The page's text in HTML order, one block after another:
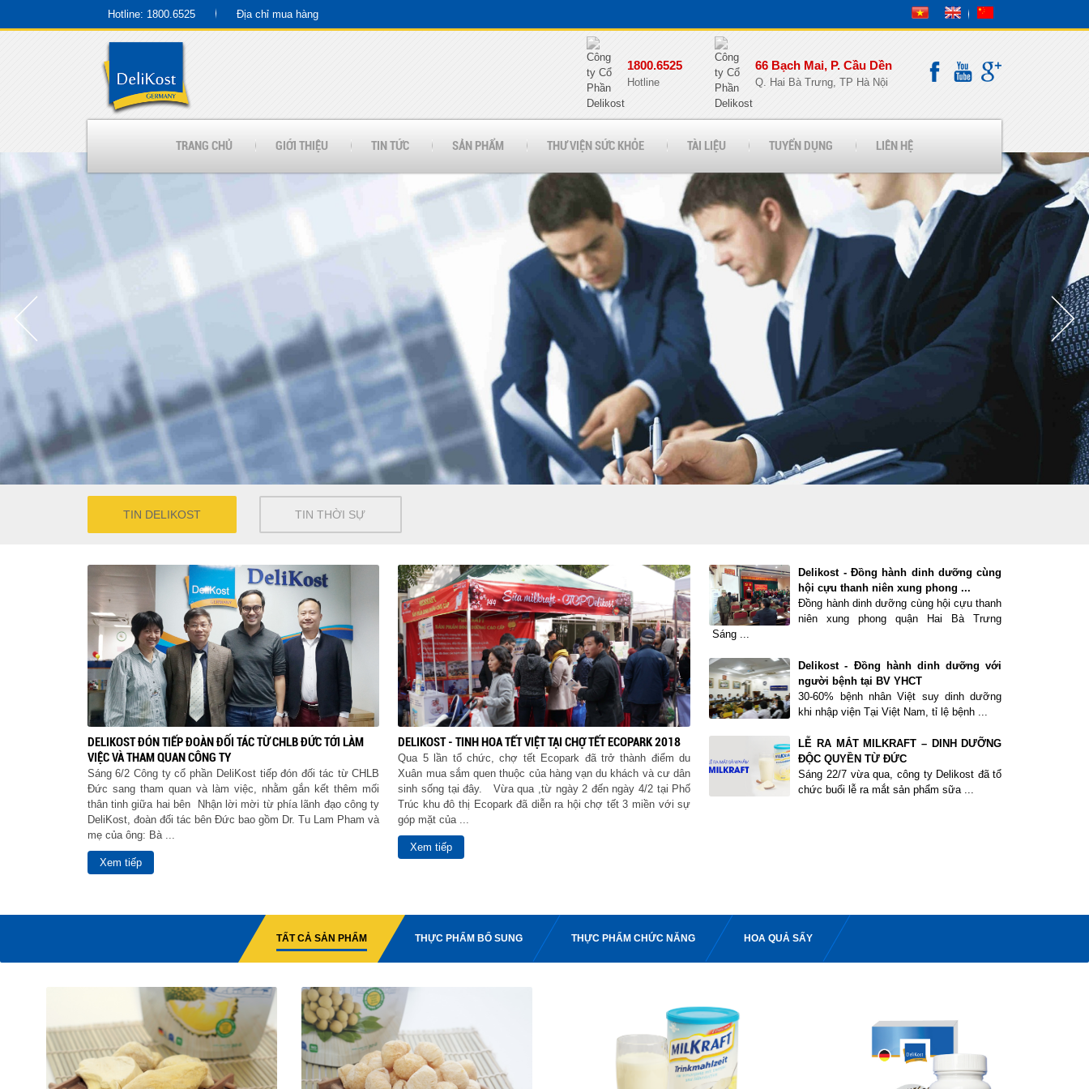
Hotline: 1800.6525 Địa chỉ mua hàng
1800.6525
Hotline
66 Bạch Mai, P. Cầu Dền
Q. Hai Bà Trưng, TP Hà Nội
TRANG CHỦ GIỚI THIỆU TIN TỨC SẢN PHẨM THƯ VIỆN SỨC KHỎE TÀI LIỆU TUYỂN DỤNG LIÊN HỆ
TIN DELIKOST TIN THỜI SỰ
DELIKOST ĐÓN TIẾP ĐOÀN ĐỐI TÁC TỪ CHLB ĐỨC TỚI LÀM
VIỆC VÀ THAM QUAN CÔNG TY
Sáng 6/2 Công ty cổ phần DeliKost tiếp đón đối tác từ CHLB
Đức sang tham quan và làm việc, nhằm gắn kết thêm mối
thân tinh giữa hai bên Nhận lời mời từ phía lãnh đạo công ty
DeliKost, đoàn đối tác bên Đức bao gồm Dr. Tu Lam Pham và
mẹ của ông: Bà ...
Xem tiếp
DELIKOST - TINH HOA TẾT VIỆT TẠI CHỢ TẾT ECOPARK 2018
Qua 5 lần tổ chức, chợ tết Ecopark đã trở thành điểm du
Xuân mua sắm quen thuộc của hàng vạn du khách và cư dân
sinh sống tại đây. Vừa qua ,từ ngày 2 đến ngày 4/2 tại Phố
Trúc khu đô thị Ecopark đã diễn ra hội chợ tết 3 miền với sự
góp mặt của ...
Xem tiếp
Delikost - Đồng hành dinh dưỡng cùng
hội cựu thanh niên xung phong ...
Đồng hành dinh dưỡng cùng hội cựu thanh
niên xung phong quận Hai Bà Trưng
Sáng ...
Delikost - Đồng hành dinh dưỡng với
người bệnh tại BV YHCT
30-60% bệnh nhân Việt suy dinh dưỡng
khi nhập viện Tại Việt Nam, tỉ lệ bệnh ...
LỄ RA MẮT MILKRAFT – DINH DƯỠNG
ĐỘC QUYỀN TỪ ĐỨC
Sáng 22/7 vừa qua, công ty Delikost đã tổ
chức buổi lễ ra mắt sản phẩm sữa ...
TẤT CẢ SẢN PHẨM THỰC PHẨM BỔ SUNG THỰC PHẨM CHỨC NĂNG HOA QUẢ SẤY